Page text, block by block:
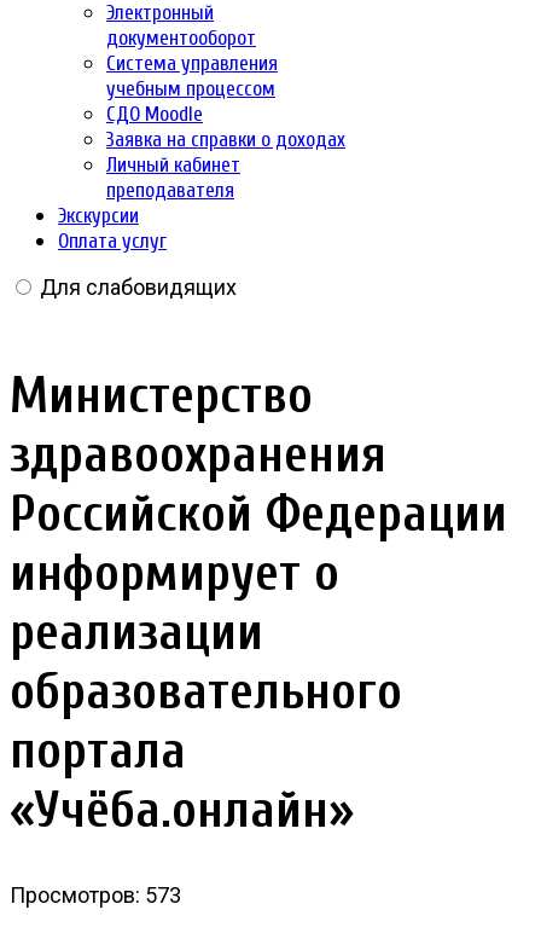
Электронный
документооборот
Система управления
учебным процессом
СДО Moodle
Заявка на справки о доходах
Личный кабинет
преподавателя
Экскурсии
Оплата услуг
Для слабовидящих
Министерство
здравоохранения
Российской Федерации
информирует о
реализации
образовательного
портала
«Учёба.онлайн»
Просмотров: 573